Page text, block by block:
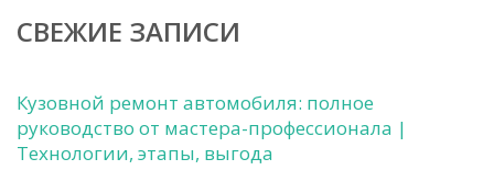
СВЕЖИЕ ЗАПИСИ
Кузовной ремонт автомобиля: полное
руководство от мастера-профессионала |
Технологии, этапы, выгода